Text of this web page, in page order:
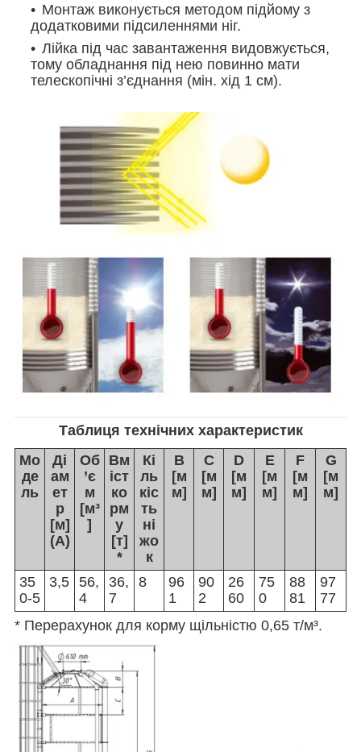
Монтаж виконується методом підйому з
додатковими підсиленнями ніг.
Лійка під час завантаження видовжується,
тому обладнання під нею повинно мати
телескопічні з’єднання (мін. хід 1 см).
Таблиця технічних характеристик
Мо
де
ль
Ді
ам
ет
р
[м]
(A)
Об
’є
м
[м³
]
Вм
іст
ко
рм
у
[т]
*
Кі
ль
кіс
ть
ні
жо
к
B
[м
м]
C
[м
м]
D
[м
м]
E
[м
м]
F
[м
м]
G
[м
м]
35
0-5
3,5
56,
4
36,
7
8
96
1
90
2
26
60
75
0
88
81
97
77
* Перерахунок для корму щільністю 0,65 т/м³.